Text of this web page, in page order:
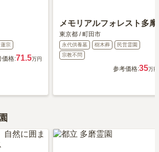
蓮宗
価格:71.5万円
メモリアルフォレスト多摩
東京都 /町田市
永代供養墓 樹木葬
民営霊園
宗教不問
参考価格:35万円